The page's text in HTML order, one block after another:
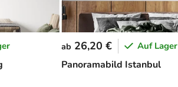
Panoramabild Istanbul
ab 26,20 € Auf Lager